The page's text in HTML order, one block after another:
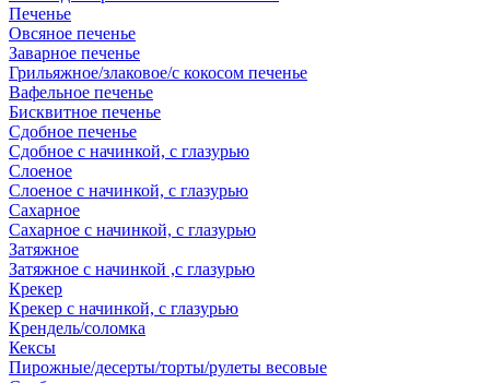
Печенье
Овсяное печенье
Заварное печенье
Грильяжное/злаковое/с кокосом печенье
Вафельное печенье
Бисквитное печенье
Сдобное печенье
Сдобное с начинкой, с глазурью
Слоеное
Слоеное с начинкой, с глазурью
Сахарное
Сахарное с начинкой, с глазурью
Затяжное
Затяжное с начинкой ,с глазурью
Крекер
Крекер с начинкой, с глазурью
Крендель/соломка
Кексы
Пирожные/десерты/торты/рулеты весовые